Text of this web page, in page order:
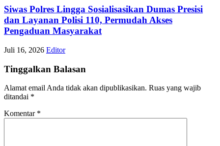
Siwas Polres Lingga Sosialisasikan Dumas Presisi
dan Layanan Polisi 110, Permudah Akses
Pengaduan Masyarakat
Juli 16, 2026 Editor
Tinggalkan Balasan
Alamat email Anda tidak akan dipublikasikan. Ruas yang wajib
ditandai *
Komentar *